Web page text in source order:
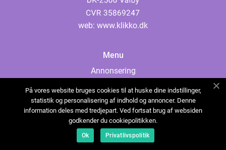
web: www.klikko.dk
Menu
Annonsering
Cookies
Kontakta oss
Sitemap
På vores website bruges cookies til at huske dine indstillinger,
statistik og personalisering af indhold og annoncer. Denne
information deles med tredjepart. Ved fortsat brug af websiden
godkender du cookiepolitikken.
Ok Privatlivspolitik